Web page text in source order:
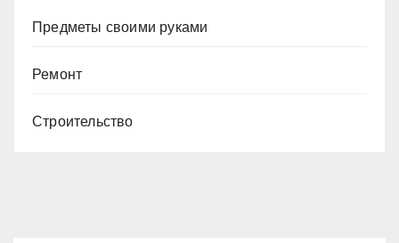
Предметы своими руками
Ремонт
Строительство